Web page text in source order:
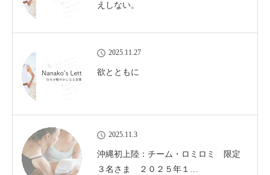
えしない。
2025.11.27
欲とともに
2025.11.3
沖縄初上陸：チーム・ロミロミ 限定
３名さま ２０２５年１…